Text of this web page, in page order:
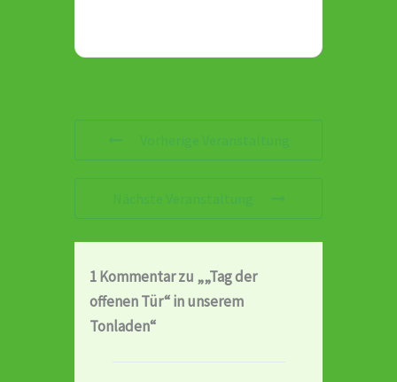
1 Kommentar zu „„Tag der
offenen Tür“ in unserem
Tonladen“